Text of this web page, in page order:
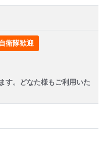
自衛隊歓迎
す。どなた様もご利用いた